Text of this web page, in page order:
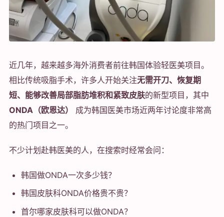
近几年，越来越多海外消费者前往韩国体验轻医美项目。
相比传统吸脂手术，许多人开始关注无需开刀、恢复期
短、能够改善局部脂肪堆积和紧致皮肤的新型项目，其中
ONDA（欧恩达）
成为韩国医美市场近两年讨论度非常高
的热门项目之一。
不少计划赴韩医美的人，在搜索时经常会问：
韩国做ONDA一次多少钱？
韩国皮肤科ONDA价格贵不贵？
首尔哪家皮肤科可以做ONDA？